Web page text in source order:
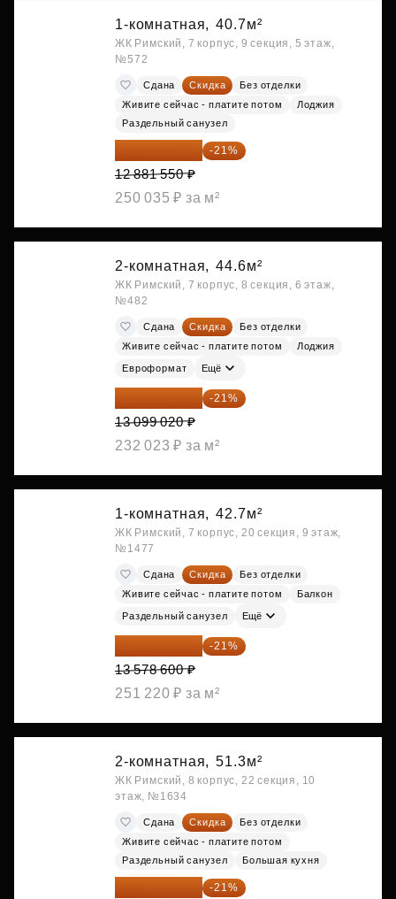
1-комнатная, 40.7м²
ЖК Римский, 7 корпус, 9 секция, 5 этаж,
№572
Сдана Скидка
Без отделки
Живите сейчас - платите потом
Лоджия
Раздельный санузел
10 176 425 ₽ -21%
12 881 550 ₽
250 035 ₽ за м²
2-комнатная, 44.6м²
ЖК Римский, 7 корпус, 8 секция, 6 этаж,
№482
Сдана Скидка
Без отделки
Живите сейчас - платите потом
Лоджия
Евроформат Ещё
10 348 226 ₽ -21%
13 099 020 ₽
232 023 ₽ за м²
1-комнатная, 42.7м²
ЖК Римский, 7 корпус, 20 секция, 9 этаж,
№1477
Сдана Скидка
Без отделки
Живите сейчас - платите потом
Балкон
Раздельный санузел Ещё
10 727 094 ₽ -21%
13 578 600 ₽
251 220 ₽ за м²
2-комнатная, 51.3м²
ЖК Римский, 8 корпус, 22 секция, 10
этаж, №1634
Сдана Скидка
Без отделки
Живите сейчас - платите потом
Раздельный санузел
Большая кухня
11 388 087 ₽ -21%